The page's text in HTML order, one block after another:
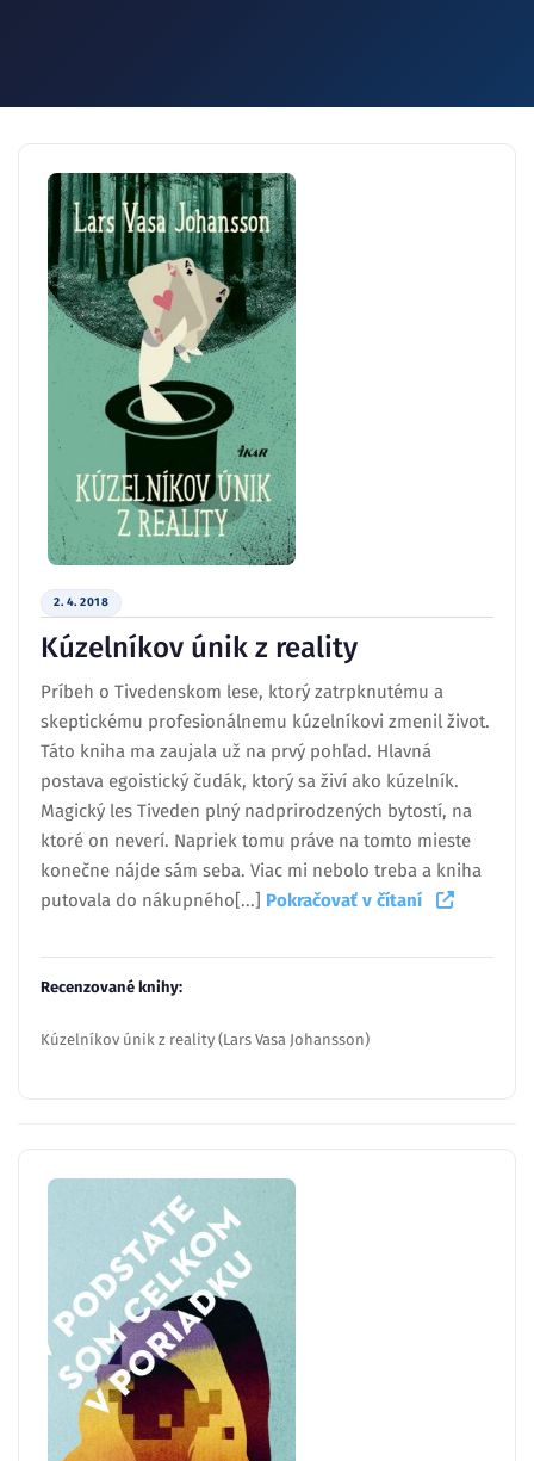
2. 4. 2018
Kúzelníkov únik z reality
Príbeh o Tivedenskom lese, ktorý zatrpknutému a
skeptickému profesionálnemu kúzelníkovi zmenil život.
Táto kniha ma zaujala už na prvý pohľad. Hlavná
postava egoistický čudák, ktorý sa živí ako kúzelník.
Magický les Tiveden plný nadprirodzených bytostí, na
ktoré on neverí. Napriek tomu práve na tomto mieste
konečne nájde sám seba. Viac mi nebolo treba a kniha
putovala do nákupného[...] Pokračovať v čítaní
Recenzované knihy:
Kúzelníkov únik z reality (Lars Vasa Johansson)